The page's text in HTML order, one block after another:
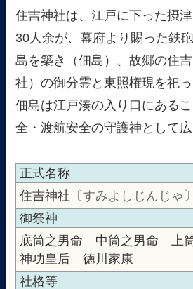
住吉神社は、江戸に下った摂
30人余が、幕府より賜った鉄
島を築き（佃島）、故郷の住
社）の御分霊と東照権現を祀っ
佃島は江戸湊の入り口にある
全・渡航安全の守護神として広
正式名称
住吉神社 〔すみよしじんじゃ〕
御祭神
底筒之男命 中筒之男命 上
神功皇后 徳川家康
社格等